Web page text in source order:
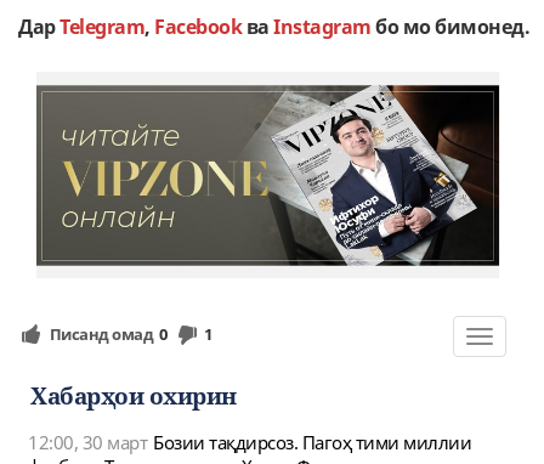
ДарTelegram, FacebookваInstagramбо мо бимонед.
Toggle
Писанд омад 0 1
Хабарҳои охирин
12:00, 30 март Бозии тақдирсоз. Пагоҳ тими миллии